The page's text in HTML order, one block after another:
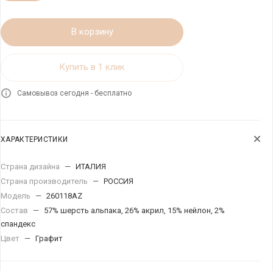
В корзину
Купить в 1 клик
Самовывоз сегодня - бесплатно
ХАРАКТЕРИСТИКИ
Страна дизайна — ИТАЛИЯ
Страна производитель
— РОССИЯ
Модель
— 260118AZ
Состав
— 57% шерсть альпака, 26% акрил, 15% нейлон, 2%
спандекс
Цвет — Графит